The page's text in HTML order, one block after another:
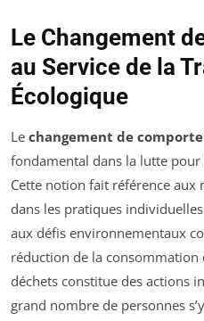
Le Changement
au Service de la
Écologique
Le changement de
fondamental dans la lutte pour
Cette notion fait référence aux
dans les pratiques
aux défis environnementaux
réduction de la consommation
déchets constitue des actions
grand nombre de personnes